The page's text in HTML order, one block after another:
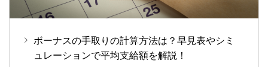
ボーナスの手取りの計算方法は？早見表やシミ
ュレーションで平均支給額を解説！